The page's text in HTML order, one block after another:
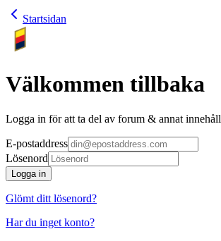
Startsidan
Välkommen tillbaka
Logga in för att ta del av forum & annat innehåll
E-postaddress
Lösenord
Logga in
Glömt ditt lösenord?
Har du inget konto?